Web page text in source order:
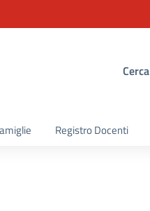
Cerca
Registro Docenti